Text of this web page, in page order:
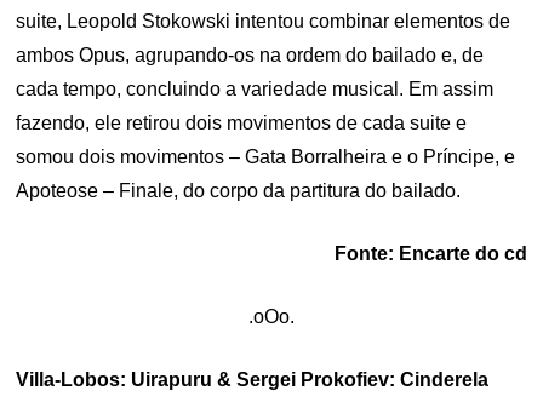
suite, Leopold Stokowski intentou combinar elementos de
ambos Opus, agrupando-os na ordem do bailado e, de
cada tempo, concluindo a variedade musical. Em assim
fazendo, ele retirou dois movimentos de cada suite e
somou dois movimentos – Gata Borralheira e o Príncipe, e
Apoteose – Finale, do corpo da partitura do bailado.
Fonte: Encarte do cd
.oOo.
Villa-Lobos: Uirapuru & Sergei Prokofiev: Cinderela